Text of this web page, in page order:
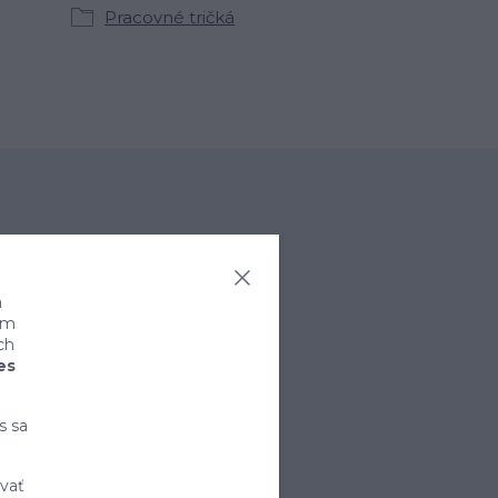
Pracovné tričká
sa